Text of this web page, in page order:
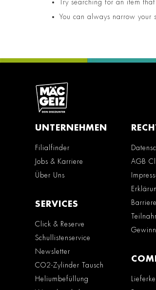
Try searching for an item
You can always narrow your
UNTERNEHMEN
Filialfinder
Jobs & Karriere
Über Uns
SERVICES
Click & Reserve
Schullistenservice
Newsletter
CO2-Zylinder Tausch
Heliumbefüllung
AGB